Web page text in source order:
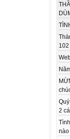
102
2
nào